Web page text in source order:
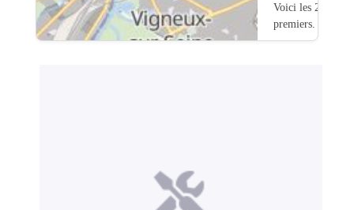
Voici les 20
premiers.